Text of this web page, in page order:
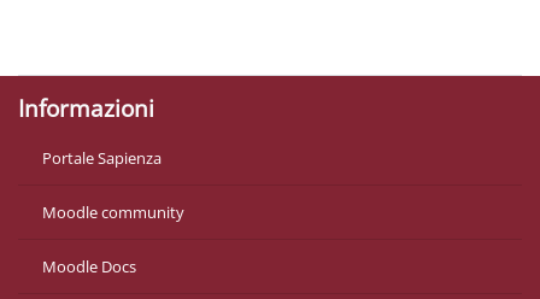
Informazioni
Portale Sapienza
Moodle community
Moodle Docs